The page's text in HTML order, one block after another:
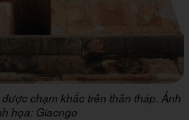
chạm khắc trên thân tháp. Ảnh
họa: Giacngo